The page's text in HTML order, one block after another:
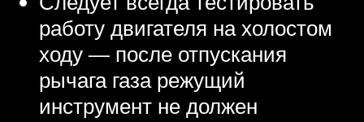
работу двигателя на холостом
ходу — после отпускания
рычага газа режущий
инструмент не должен